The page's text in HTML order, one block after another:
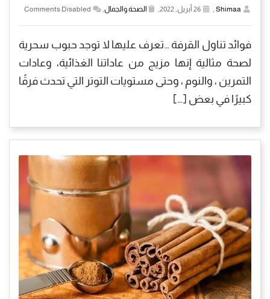
Shimaa
, الصحة والجمال,
Comments Disabled
فوائد تناول القرفة …تعرف عليها لا توجد حبوب سحرية
لصحة مثالية إنها مزيج من عاداتنا الغذائية، وعادات
التمرين ، والنوم ، وحتى مستويات التوتر التي تحدث فرقًا
كبيرًا في بعض […]